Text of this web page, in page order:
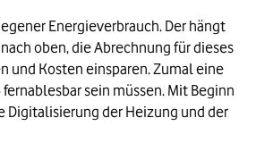
Energieverbrauch. Der hängt
oben, die Abrechnung für dieses
und Kosten einsparen. Zumal eine
sein müssen. Mit Beginn
Digitalisierung der Heizung und der